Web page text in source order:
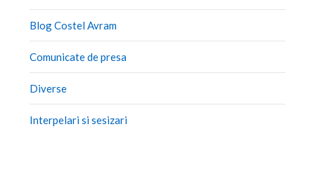
Blog Costel Avram
Comunicate de presa
Diverse
Interpelari si sesizari